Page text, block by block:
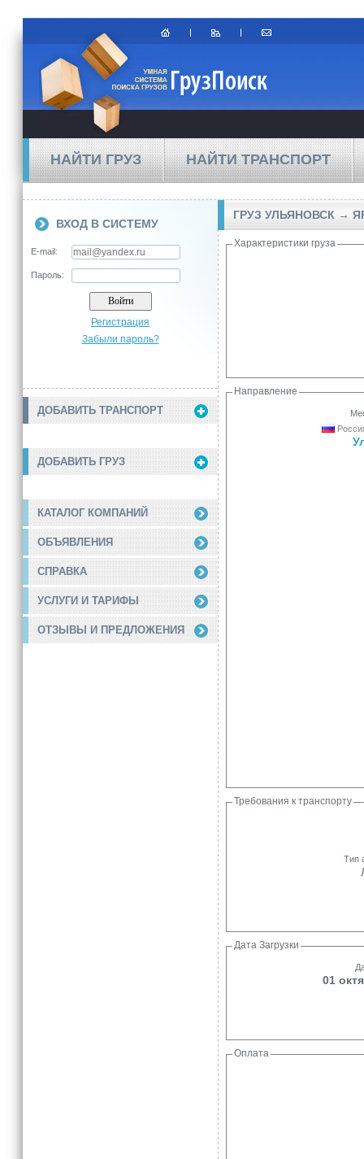
НАЙТИ ГРУЗ НАЙТИ ТРАНСПОРТ
ВХОД В СИСТЕМУ
E-mail:
Пароль:
Регистрация
Забыли пароль?
ДОБАВИТЬ ТРАНСПОРТ
ДОБАВИТЬ ГРУЗ
КАТАЛОГ КОМПАНИЙ
ОБЪЯВЛЕНИЯ
СПРАВКА
УСЛУГИ И ТАРИФЫ
ОТЗЫВЫ И ПРЕДЛОЖЕНИЯ
ГРУЗ УЛЬЯНОВСК →
Характеристики груза
Направление
Требования к транспорту
Тип
Дата Загрузки
01
Оплата